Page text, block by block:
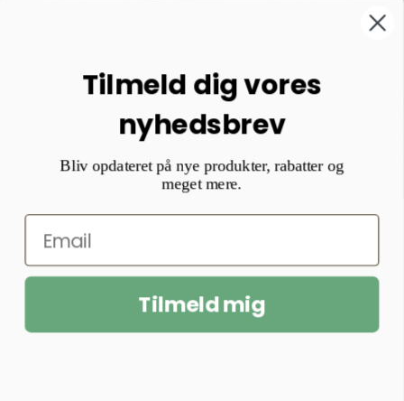
Tilmeld dig vores
nyhedsbrev
Bliv opdateret på nye produkter, rabatter og
meget mere.
Tilmeld mig